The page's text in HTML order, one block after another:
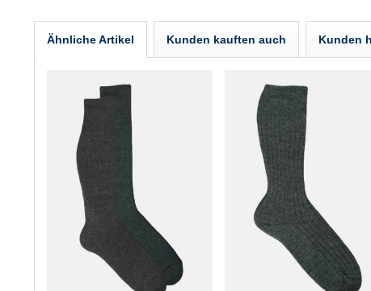
Ähnliche Artikel Kunden kauften auch Kunden